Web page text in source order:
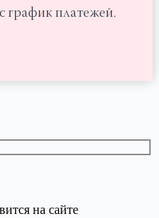
график платежей.
на сайте